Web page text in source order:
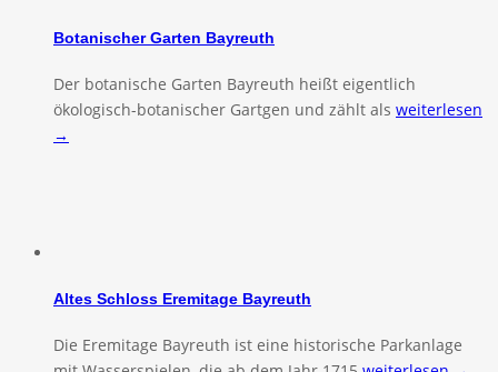
Botanischer Garten Bayreuth
Der botanische Garten Bayreuth heißt eigentlich
ökologisch-botanischer Gartgen und zählt als weiterlesen
→
Altes Schloss Eremitage Bayreuth
Die Eremitage Bayreuth ist eine historische Parkanlage